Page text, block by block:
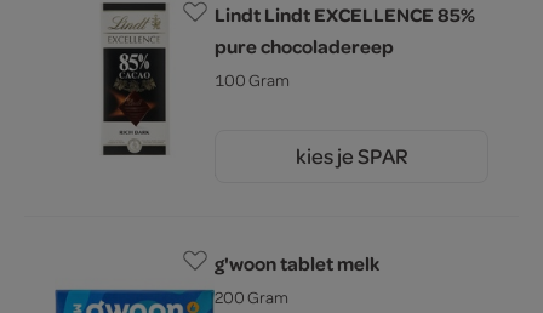
Lindt Lindt EXCELLENCE 85%
pure chocoladereep
100 Gram
kies je SPAR
g'woon tablet melk
200 Gram